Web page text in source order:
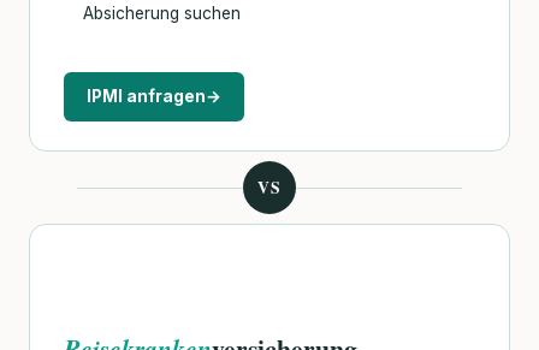
Absicherung suchen
IPMI anfragen→
VS